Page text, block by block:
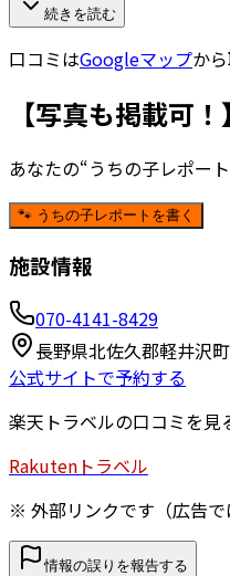
続きを読む
口コミはGoogleマップか
【写真も掲載可
あなたの“うちの子レポー
🐾 うちの子レポートを書く
施設情報
070-4141-8429
長野県北佐久郡軽井沢
公式サイトで予約する
楽天トラベルの口コミを見
Rakuten トラベル
※ 外部リンクです（広告で
情報の誤りを報告する